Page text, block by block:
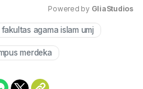
Mute
Powered by GliaStudios
fakultas agama islam umj
merdeka